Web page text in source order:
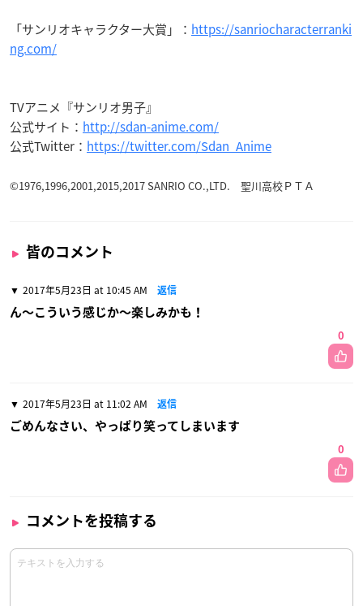
「サンリオキャラクター大賞」： https://sanriocharacterranki
ng.com/
TVアニメ『サンリオ男子』
公式サイト： http://sdan-anime.com/
公式Twitter： https://twitter.com/Sdan_Anime
©1976,1996,2001,2015,2017 SANRIO CO.,LTD. 聖川高校ＰＴＡ
皆のコメント
2017年5月23日 at 10:45 AM 返信
ん〜こういう感じか〜楽しみかも！
0
2017年5月23日 at 11:02 AM 返信
ごめんなさい、やっぱり笑ってしまいます
0
コメントを投稿する